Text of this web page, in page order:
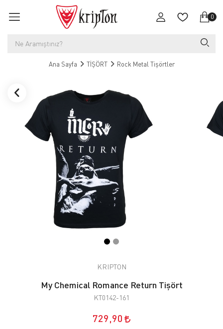
0
Ana Sayfa TİŞÖRT Rock Metal Tişörtler
KRIPTON
My Chemical Romance Return Tişört
KT0142-161
729,90